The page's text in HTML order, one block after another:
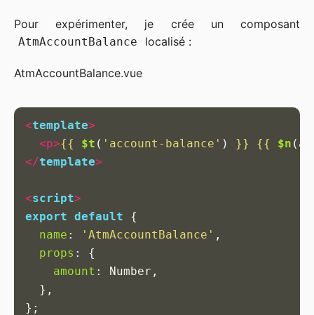
Pour expérimenter, je crée un composant
AtmAccountBalance localisé :
AtmAccountBalance.vue
<template>
<p>{{ $t ( ' account-balance ' ) }} {{ $n (
</template>
<script>
export default
{
name : ' AtmAccountBalance ' ,
props :
{
amount : Number ,
},
};